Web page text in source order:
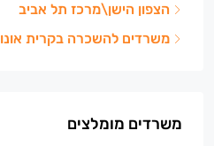
הצפון הישן\מרכז תל אביב
משרדים להשכרה בקרית אונו
משרדים מומלצים